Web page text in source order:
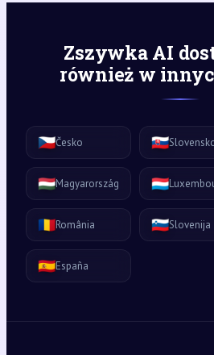
Zszywka AI
również w
🇨🇿Česko 🇸🇰
🇭🇺Magyarország 🇱🇺
🇷🇴România 🇸🇮Slovenija
🇪🇸España